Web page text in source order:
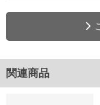
関連商品